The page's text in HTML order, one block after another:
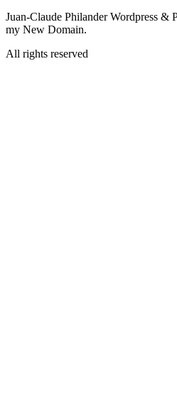
Juan-Claude Philander Wordpress
my New Domain.
All rights reserved